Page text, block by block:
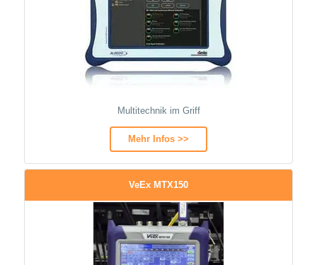
Multitechnik im Griff
Mehr Infos >>
VeEx MTX150